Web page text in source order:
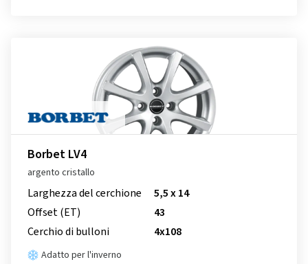
Borbet LV4
argento cristallo
Larghezza del cerchione
5,5 x 14
Offset (ET)
43
Cerchio di bulloni
4x108
Adatto per l'inverno